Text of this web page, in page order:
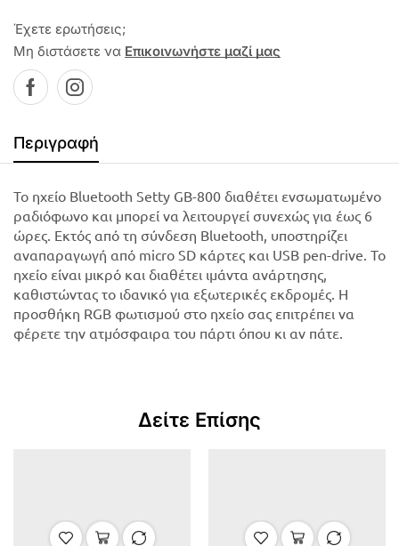
Έχετε ερωτήσεις;
Μη διστάσετε να Επικοινωνήστε μαζί μας
Περιγραφή
Το ηχείο Bluetooth Setty GB-800 διαθέτει ενσωματωμένο
ραδιόφωνο και μπορεί να λειτουργεί συνεχώς για έως 6
ώρες. Εκτός από τη σύνδεση Bluetooth, υποστηρίζει
αναπαραγωγή από micro SD κάρτες και USB pen-drive. Το
ηχείο είναι μικρό και διαθέτει ιμάντα ανάρτησης,
καθιστώντας το ιδανικό για εξωτερικές εκδρομές. Η
προσθήκη RGB φωτισμού στο ηχείο σας επιτρέπει να
φέρετε την ατμόσφαιρα του πάρτι όπου κι αν πάτε.
Δείτε Επίσης